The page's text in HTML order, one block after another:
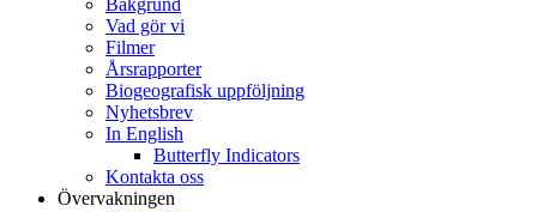
Vad gör vi
Filmer
Årsrapporter
Biogeografisk uppföljning
Nyhetsbrev
In English
Butterfly Indicators
Kontakta oss
Övervakningen